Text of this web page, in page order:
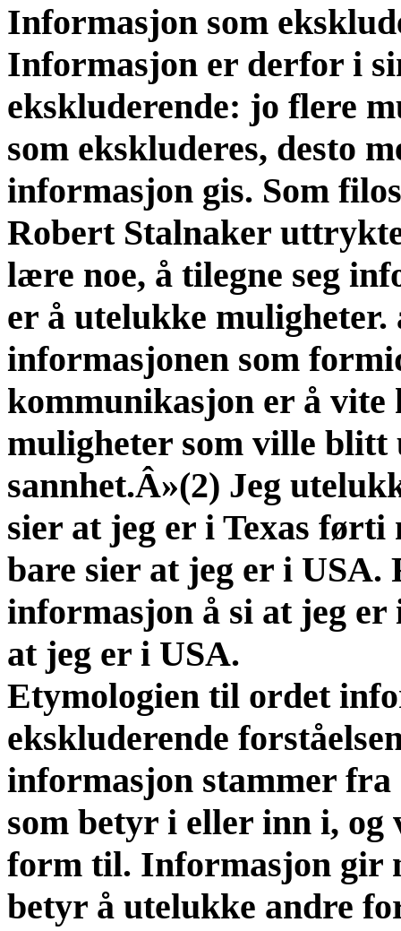
Informasjon som
Informasjon er derfor i
ekskluderende: jo flere
som ekskluderes, desto
informasjon gis. Som
Robert Stalnaker
lære noe, å tilegne seg
er å utelukke muligheter.
informasjonen som
kommunikasjon er å vite
muligheter som ville blitt
sannhet.Â»(2) Jeg
sier at jeg er i Texas
bare sier at jeg er i
informasjon å si at jeg er
at jeg er i USA.
Etymologien til ordet
ekskluderende
informasjon stammer fra
som betyr i eller inn i, og
form til. Informasjon gir
betyr å utelukke andre